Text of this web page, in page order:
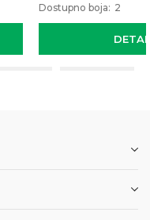
Dostupno boja: 2